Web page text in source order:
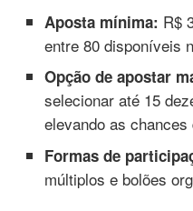
Aposta mínima: R$
entre 80 disponíveis
Opção de apostar
selecionar até 15
elevando as
Formas de
múltiplos e bolões